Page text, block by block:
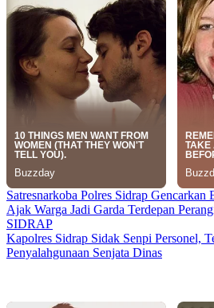
Satresnarkoba Polres Sidrap Gencarkan
Ajak Warga Jadi Garda Terdepan
SIDRAP
Kapolres Sidrap Sidak Senpi Personel,
Penyalahgunaan Senjata Dinas